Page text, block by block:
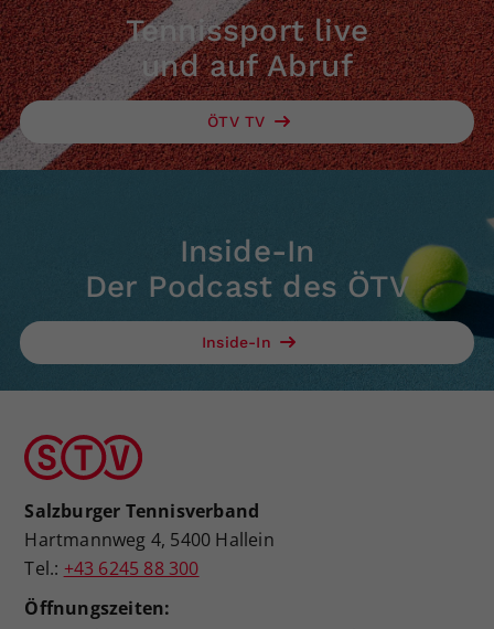
Tennissport live
und auf Abruf
ÖTV TV
Inside-In
Der Podcast des ÖTV
Inside-In
Salzburger Tennisverband
Hartmannweg 4, 5400 Hallein
Tel.: +43 6245 88 300
Öffnungszeiten: